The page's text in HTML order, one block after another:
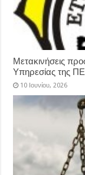
Μετακινήσεις
Υπηρεσίας της
10 Ιουνίου, 2026